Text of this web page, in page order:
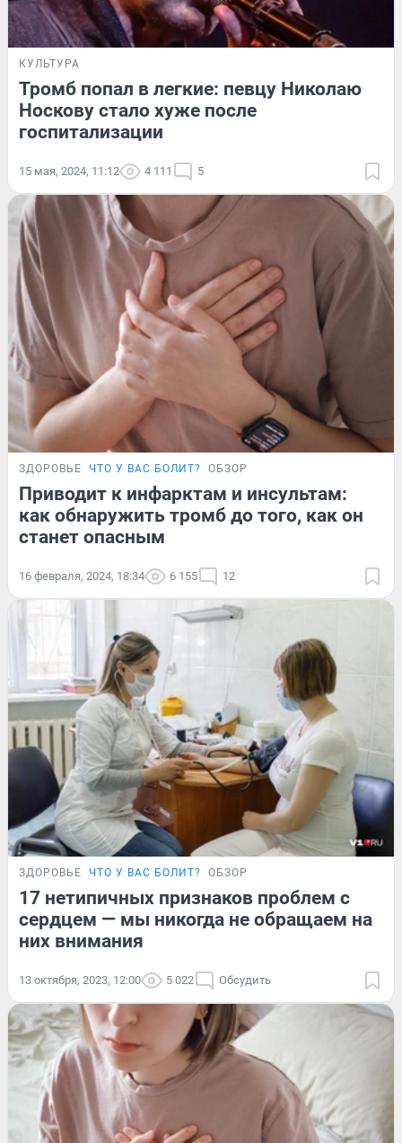
КУЛЬТУРА
Тромб попал в легкие: певцу Николаю
Носкову стало хуже после
госпитализации
15 мая, 2024, 11:12 4 111 5
ЗДОРОВЬЕ ЧТО У ВАС БОЛИТ? ОБЗОР
Приводит к инфарктам и инсультам:
как обнаружить тромб до того, как он
станет опасным
16 февраля, 2024, 18:34 6 155 12
ЗДОРОВЬЕ ЧТО У ВАС БОЛИТ? ОБЗОР
17 нетипичных признаков проблем с
сердцем — мы никогда не обращаем на
них внимания
13 октября, 2023, 12:00 5 022 Обсудить